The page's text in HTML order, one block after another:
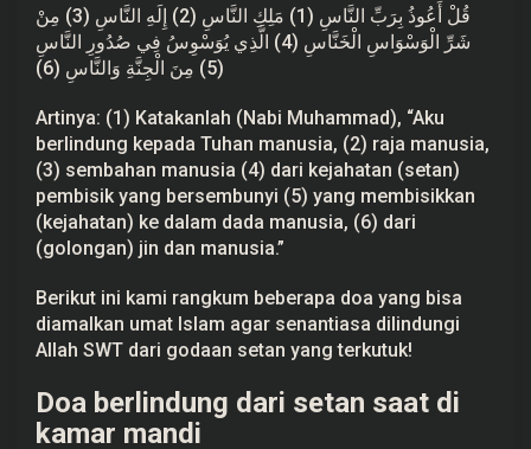
a
r
a
r
i
G
o
d
a
e
t
n
قُلْ أَعُوذُ بِرَبِّ النَّاسِ (1) مَلِكِ النَّاسِ (2) إِلَهِ النَّاسِ (3) مِنْ
شَرِّ الْوَسْوَاسِ الْخَنَّاسِ (4) الَّذِي يُوَسْوِسُ فِي صُدُورِ النَّاسِ
(5) مِنَ الْجِنَّةِ وَالنَّاسِ (6)
Artinya: (1) Katakanlah (Nabi Muhammad), “Aku
berlindung kepada Tuhan manusia, (2) raja manusia,
(3) sembahan manusia (4) dari kejahatan (setan)
pembisik yang bersembunyi (5) yang membisikkan
(kejahatan) ke dalam dada manusia, (6) dari
(golongan) jin dan manusia.”
Berikut ini kami rangkum beberapa doa yang bisa
diamalkan umat Islam agar senantiasa dilindungi
Allah SWT dari godaan setan yang terkutuk!
Doa berlindung dari setan saat di
kamar mandi